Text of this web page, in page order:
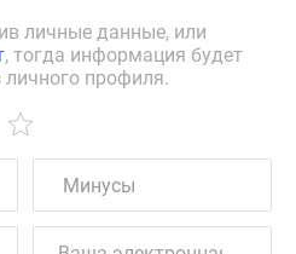
личные данные, или
, тогда информация будет
личного профиля.